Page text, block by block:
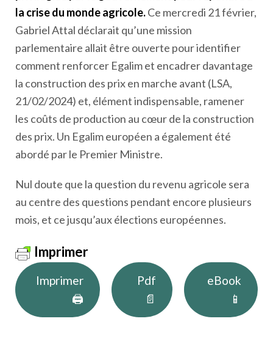
la crise du monde agricole.Ce mercredi 21 février,
Gabriel Attal déclarait qu’une mission
parlementaire allait être ouverte pour identifier
comment renforcer Egalim et encadrer davantage
la construction des prix en marche avant (LSA,
21/02/2024) et, élément indispensable, ramener
les coûts de production au cœur de la construction
des prix. Un Egalim européen a également été
abordé par le Premier Ministre.
Nul doute que la question du revenu agricole sera
au centre des questions pendant encore plusieurs
mois, et ce jusqu’aux élections européennes.
Imprimer
Imprimer
🖨
Pdf
📄
eBook
📱